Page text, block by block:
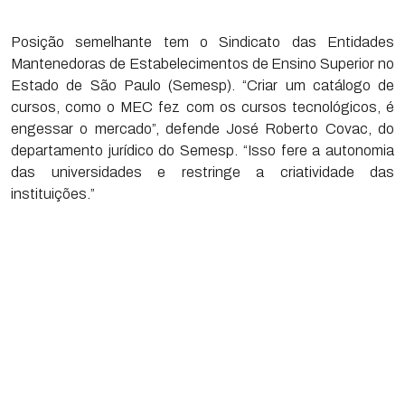
Posição semelhante tem o Sindicato das Entidades
Mantenedoras de Estabelecimentos de Ensino Superior no
Estado de São Paulo (Semesp). “Criar um catálogo de
cursos, como o MEC fez com os cursos tecnológicos, é
engessar o mercado”, defende José Roberto Covac, do
departamento jurídico do Semesp. “Isso fere a autonomia
das universidades e restringe a criatividade das
instituições.”